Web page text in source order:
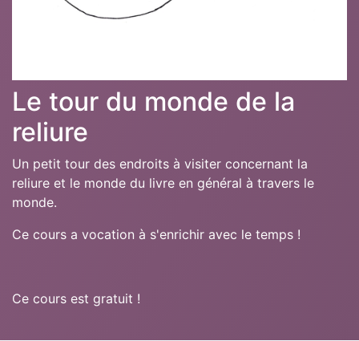
Le tour du monde de la
reliure
Un petit tour des endroits à visiter concernant la
reliure et le monde du livre en général à travers le
monde.
Ce cours a vocation à s'enrichir avec le temps !
Ce cours est gratuit !